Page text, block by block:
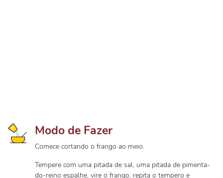
Modo de Fazer
Comece cortando o frango ao meio.
Tempere com uma pitada de sal, uma pitada de pimenta-
do-reino espalhe, vire o frango, repita o tempero e